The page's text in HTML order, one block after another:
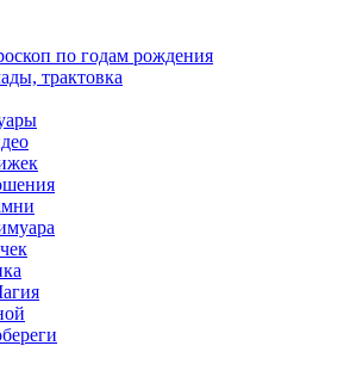
по годам рождения
трактовка